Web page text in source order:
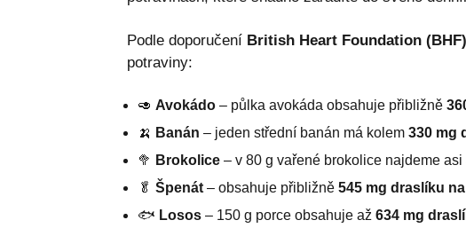
Podle doporučení British Heart Foundation (BHF)
potraviny:
🥑 Avokádo– půlka avokáda obsahuje přibližně
🍌 Banán – jeden střední banán má kolem 330 mg
🥦 Brokolice– v 80 g vařené brokolice najdeme asi
🥬 Špenát– obsahuje přibližně 545 mg draslíku
🐟 Losos– 150 g porce obsahuje až 634 mg